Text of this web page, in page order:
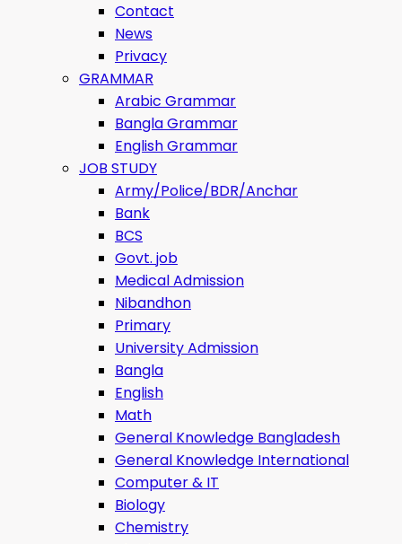
Contact
News
Privacy
GRAMMAR
Arabic Grammar
Bangla Grammar
English Grammar
JOB STUDY
Army/Police/BDR/Anchar
Bank
BCS
Govt. job
Medical Admission
Nibandhon
Primary
University Admission
Bangla
English
Math
General Knowledge Bangladesh
General Knowledge International
Computer & IT
Biology
Chemistry